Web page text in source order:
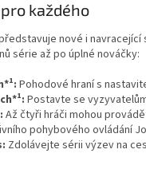
každého
nové i navracející
série až po úplné nováčky:
1: Pohodové hraní s
1: Postavte se
Až čtyři hráči mohou
pohybového ovládání
Zdolávejte sérii výzev na